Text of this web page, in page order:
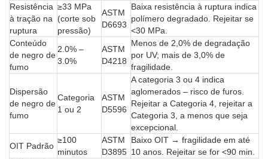
Resistência
à tração na
ruptura
≥33 MPa
(corte sob
pressão)
ASTM
D6693
Baixa resistência à ruptura indica
polímero degradado. Rejeitar se
<30 MPa.
Conteúdo
de negro de
fumo
2.0% –
3.0%
ASTM
D4218
Menos de 2,0% de degradação
por UV; mais de 3,0% de
fragilidade.
Dispersão
de negro de
fumo
Categoria
1 ou 2
ASTM
D5596
A categoria 3 ou 4 indica
aglomerados – risco de furos.
Rejeitar a Categoria 4, rejeitar a
Categoria 3, a menos que seja
excepcional.
OIT Padrão
≥100
minutos
ASTM
D3895
Baixo OIT → fragilidade em até
10 anos. Rejeitar se for <90 min.